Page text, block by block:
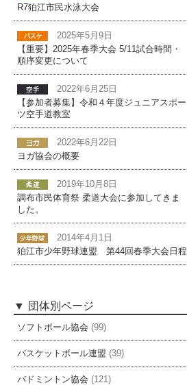
R7狛江市民水泳大会
2025年5月9日
【重要】2025年春季大会 5/11試合時間・
順序変更について
2022年6月25日
【参加者募集】令和４年度ジュニアスポー
ツ空手道教室
2022年6月22日
ヨガ協会の概要
2019年10月8日
調布市民体育祭 柔道大会に参加してきま
した。
2014年4月1日
狛江市少年野球連盟 第44回春季大会日程
団体別ページ
ソフトボール協会 (99)
バスケットボール連盟 (39)
バドミントン協会 (121)